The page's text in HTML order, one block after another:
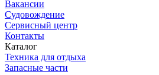
Вакансии
Судовождение
Сервисный центр
Контакты
Каталог
Техника для отдыха
Запасные части